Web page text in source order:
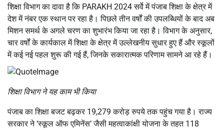
शिक्षा विभाग का दावा है कि PARAKH 2024 सर्वे में पंजाब शिक्षा के क्षेत्र में
देश में नंबर एक स्थान पर रहा है। पिछले तीन वर्षों की उपलब्धियों के बाद अब
मिशन समर्थ के अगले चरण का शुभारंभ किया जा रहा है। विभाग के अनुसार,
चार वर्षों के कार्यकाल में शिक्षा के क्षेत्र में उल्लेखनीय सुधार हुए हैं और स्कूलों
में कई नई पहल शुरू की गई हैं, जिनके सकारात्मक परिणाम सामने आ रहे हैं।
शिक्षा विभाग ने यह काम भी किया
पंजाब का शिक्षा बजट बढ़कर 19,279 करोड़ रुपये तक पहुंच गया है। राज्य
सरकार ने ‘स्कूल ऑफ एमिनेंस’ जैसी महत्वाकांक्षी योजना के तहत 118